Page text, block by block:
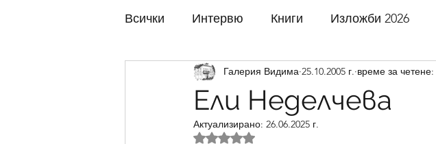
Всички Интервю Книги Изложби 2026
Изложби 2022 Изложби 2021 Изложби
Изложби 2017 Изложби 2016
Ели Неделчева
Галерия Видима 25.10.2005 г. време за
Актуализирано: 26.06.2025 г.
Оценено с NaN от 5 звезди.